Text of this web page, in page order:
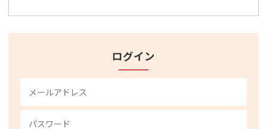
ログイン